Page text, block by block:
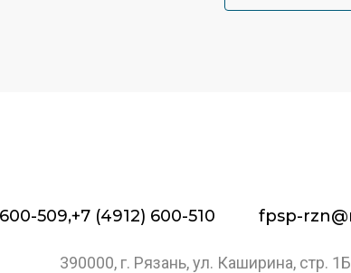
509,+7 (4912) 600-510 fpsp-
390000, г. Рязань, ул. Каширина, стр.